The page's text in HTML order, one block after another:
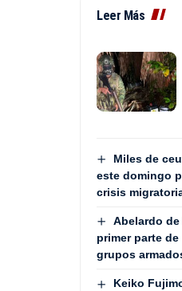
Leer Más
Miles de
este domingo
crisis
Abelardo
primer parte
grupos
Keiko